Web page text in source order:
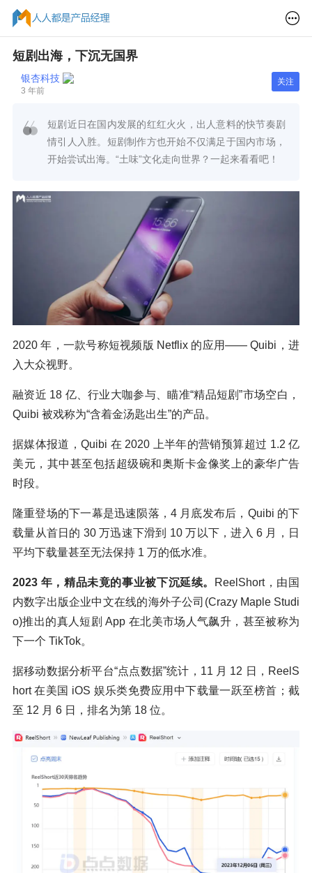
短剧出海，下沉无国界
银杏科技
3 年前
关注
短剧近日在国内发展的红红火火，出人意料的快节奏剧
情引人入胜。短剧制作方也开始不仅满足于国内市场，
开始尝试出海。“土味”文化走向世界？一起来看看吧！
2020 年，一款号称短视频版 Netflix 的应用—— Quibi，进
入大众视野。
融资近 18 亿、行业大咖参与、瞄准“精品短剧”市场空白，
Quibi 被戏称为“含着金汤匙出生”的产品。
据媒体报道，Quibi 在 2020 上半年的营销预算超过 1.2 亿
美元，其中甚至包括超级碗和奥斯卡金像奖上的豪华广告
时段。
隆重登场的下一幕是迅速陨落，4 月底发布后，Quibi 的下
载量从首日的 30 万迅速下滑到 10 万以下，进入 6 月，日
平均下载量甚至无法保持 1 万的低水准。
2023 年，精品未竟的事业被下沉延续。
ReelShort，由国
内数字出版企业中文在线的海外子公司(Crazy Maple Studi
o)推出的真人短剧 App 在北美市场人气飙升，甚至被称为
下一个 TikTok。
据移动数据分析平台“点点数据”统计，11 月 12 日，ReelS
hort 在美国 iOS 娱乐类免费应用中下载量一跃至榜首；截
至 12 月 6 日，排名为第 18 位。